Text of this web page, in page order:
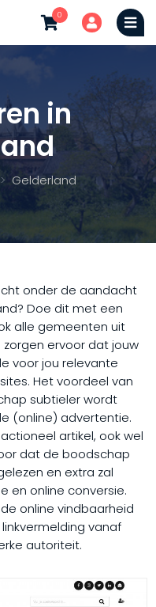
0
in
Gelderland
onder de aandacht
Doe dit met een
alle gemeenten uit
zorgen ervoor dat jouw
voor jou relevante
Het voordeel van
subtieler wordt
(online) advertentie.
artikel, ook wel
dat de boodschap
en extra zal
en online conversie.
online vindbaarheid
vanaf
autoriteit.​